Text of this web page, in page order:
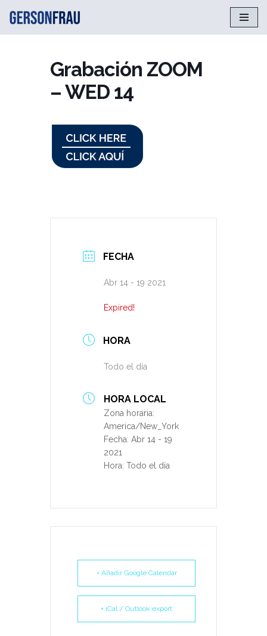
Saltar
Grabación ZOOM
– WED 14
FECHA
Abr 14 - 19 2021
Expired!
HORA
Todo el día
HORA LOCAL
Zona horaria:
America/New_York
Fecha: Abr 14 - 19
2021
Hora: Todo el día
+ Añadir Google Calendar
+ iCal / Outlook export